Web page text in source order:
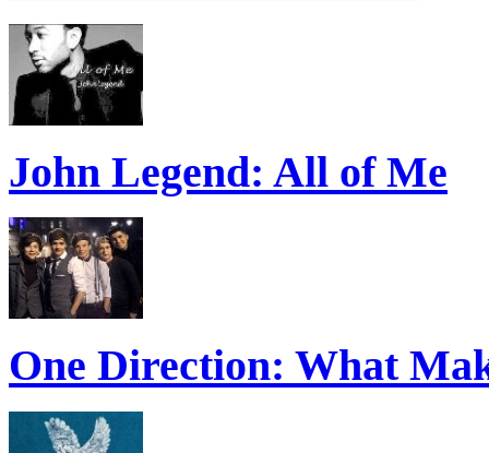
John Legend: All of Me
One Direction: What